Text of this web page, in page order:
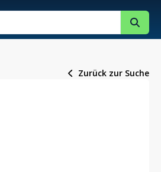
Zurück zur Suche